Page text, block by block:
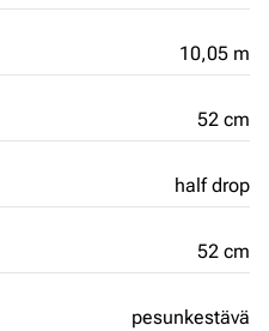
10,05 m
52 cm
half drop
52 cm
pesunkestävä